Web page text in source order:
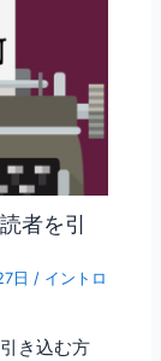
者を引
日/ イントロ
き込む方